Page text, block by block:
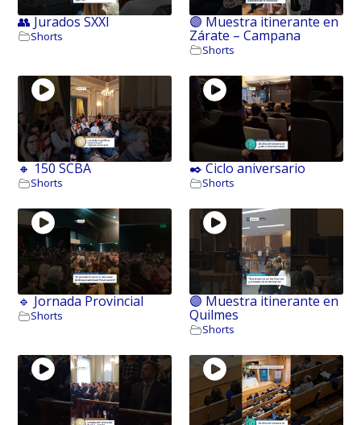
👥 Jurados SXXI
Shorts
🟣 Muestra itinerante en
Zárate – Campana
Shorts
🔸 150 SCBA
Shorts
✒️ Ciclo aniversario
Shorts
🔹 Jornada Provincial
Shorts
🟣 Muestra itinerante en
Quilmes
Shorts